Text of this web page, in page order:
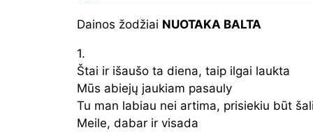
Dainos žodžiai NUOTAKA BALTA
1.
Štai ir išaušo ta diena, taip ilgai laukta
Mūs abiejų jaukiam pasauly
Tu man labiau nei artima, prisiekiu būt
Meile, dabar ir visada